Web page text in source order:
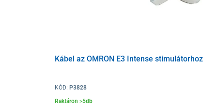
Kábel az OMRON E3 Intense stimulátorhoz
KÓD: P3828
Raktáron >5db